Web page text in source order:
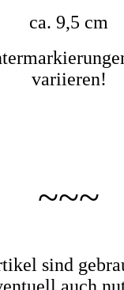
ca. 9,5 cm
variieren!
~~~
sind